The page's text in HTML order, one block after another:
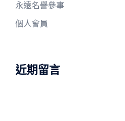
永遠名譽參事
個人會員
近期留言